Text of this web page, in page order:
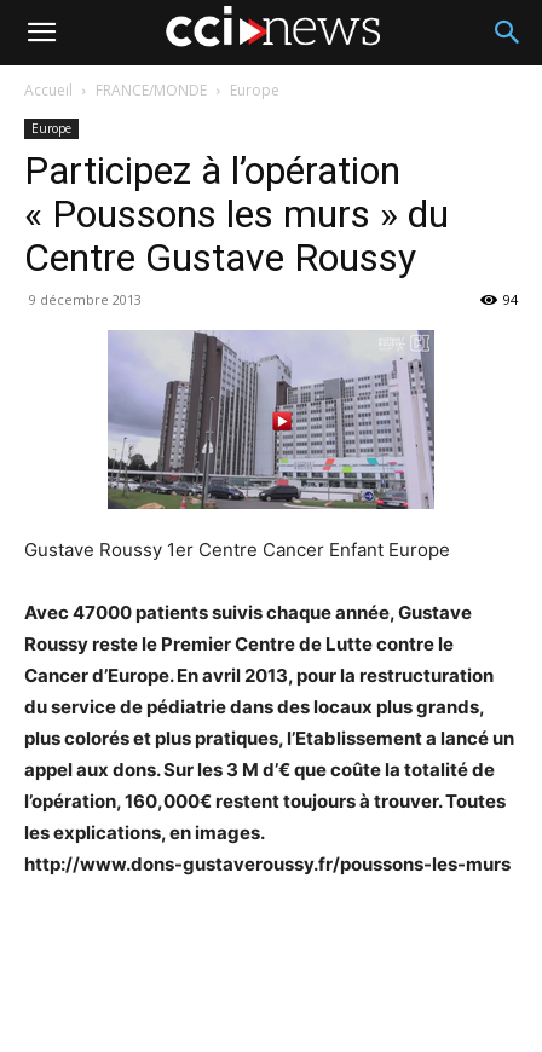
Accueil FRANCE/MONDE Europe
Europe
Participez à l’opération
« Poussons les murs » du
Centre Gustave Roussy
9 décembre 2013 94
Gustave Roussy 1er Centre Cancer Enfant Europe
Avec 47000 patients suivis chaque année, Gustave
Roussy reste le Premier Centre de Lutte contre le
Cancer d’Europe. En avril 2013, pour la restructuration
du service de pédiatrie dans des locaux plus grands,
plus colorés et plus pratiques, l’Etablissement a lancé un
appel aux dons. Sur les 3 M d’€ que coûte la totalité de
l’opération, 160,000€ restent toujours à trouver. Toutes
les explications, en images.
http://www.dons-gustaveroussy.fr/poussons-les-murs